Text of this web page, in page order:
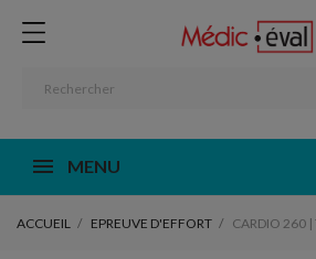
MENU
ACCUEIL EPREUVE D'EFFORT CARDIO 260 |